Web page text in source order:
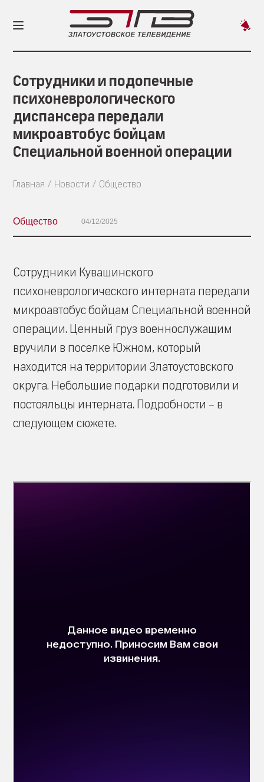
Сотрудники и подопечные
психоневрологического
диспансера передали
микроавтобус бойцам
Специальной военной операции
Главная Новости Общество
Общество 04/12/2025
Сотрудники Кувашинского
психоневрологического интерната передали
микроавтобус бойцам Специальной военной
операции. Ценный груз военнослужащим
вручили в поселке Южном, который
находится на территории Златоустовского
округа. Небольшие подарки подготовили и
постояльцы интерната. Подробности – в
следующем сюжете.